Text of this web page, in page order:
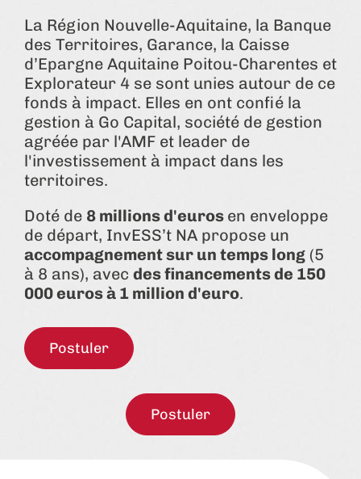
La Région Nouvelle-Aquitaine, la Banque
des Territoires, Garance, la Caisse
d’Epargne Aquitaine Poitou-Charentes et
Explorateur 4 se sont unies autour de ce
fonds à impact. Elles en ont confié la
gestion à Go Capital, société de gestion
agréée par l'AMF et leader de
l'investissement à impact dans les
territoires.
Doté de 8 millions d'euros en enveloppe
de départ, InvESS’t NA propose un
accompagnement sur un temps long (5
à 8 ans), avec des financements de 150
000 euros à 1 million d'euro.
Postuler
Postuler